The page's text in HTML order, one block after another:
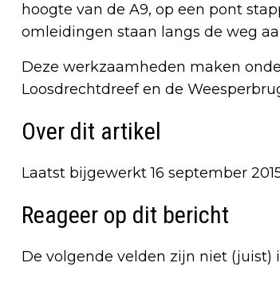
hoogte van de A9, op een pont
omleidingen staan langs de weg
Deze werkzaamheden maken
Loosdrechtdreef en de
Over dit artikel
Laatst bijgewerkt 16 september
Reageer op dit bericht
De volgende velden zijn niet (juist)